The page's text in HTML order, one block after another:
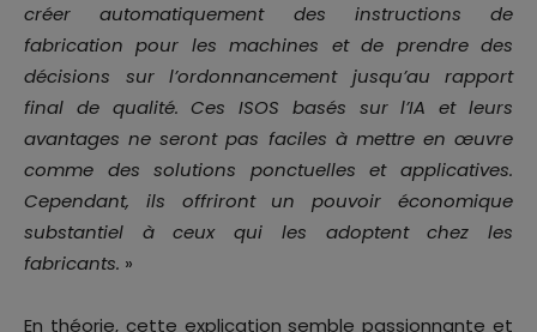
créer automatiquement des instructions de
fabrication pour les machines et de prendre des
décisions sur l’ordonnancement jusqu’au rapport
final de qualité. Ces ISOS basés sur l’IA et leurs
avantages ne seront pas faciles à mettre en œuvre
comme des solutions ponctuelles et applicatives.
Cependant, ils offriront un pouvoir économique
substantiel à ceux qui les adoptent chez les
fabricants. »
En théorie, cette explication semble passionnante et